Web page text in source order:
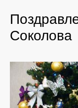
Соколова